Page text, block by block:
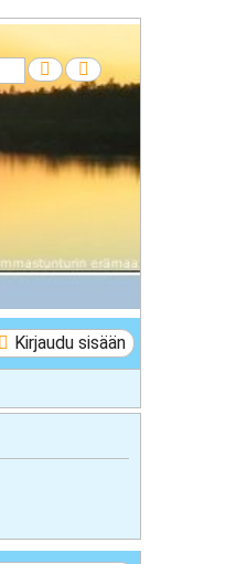
Etsi Tarkennettu haku
Kirjaudu sisään